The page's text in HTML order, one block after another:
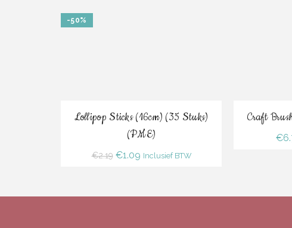
-50%
Bestel
Lollipop Sticks (16cm) (35 Stuks)
(PME)
€2.19 Oorspronkelijke
€2.19.
€1.09Huidige
€1.09.
Inclusief BTW
Craft
€